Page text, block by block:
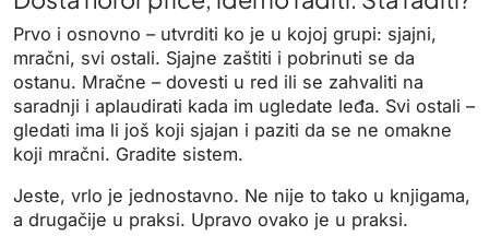
Prvo i osnovno – utvrditi ko je u kojoj grupi: sjajni,
mračni, svi ostali. Sjajne zaštiti i pobrinuti se da
ostanu. Mračne – dovesti u red ili se zahvaliti na
saradnji i aplaudirati kada im ugledate leđa. Svi ostali –
gledati ima li još koji sjajan i paziti da se ne omakne
koji mračni. Gradite sistem.
Jeste, vrlo je jednostavno. Ne nije to tako u knjigama,
a drugačije u praksi. Upravo ovako je u praksi.